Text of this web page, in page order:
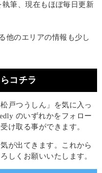
筆、現在もほぼ毎日更新
他のエリアの情報も少し
コチラ
戸つうしん」を気に入っ
のいずれかをフォロー
け取る事ができます。
が出てきます。これから
しくお願いいたします。